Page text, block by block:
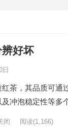
好坏
日
茶，其品质可通
及冲泡稳定性等多
闭 阅读(1,166)